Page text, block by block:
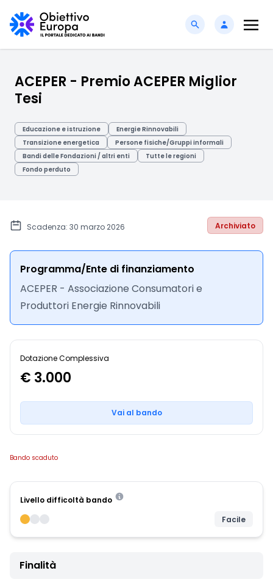
ACEPER - Premio ACEPER Miglior
Tesi
Educazione e istruzione
Energie Rinnovabili
Transizione energetica
Persone fisiche/Gruppi informali
Bandi delle Fondazioni / altri enti
Tutte le regioni
Fondo perduto
Scadenza: 30 marzo 2026 Archiviato
Programma/Ente di finanziamento
ACEPER - Associazione Consumatori e
Produttori Energie Rinnovabili
Dotazione Complessiva
€ 3.000
Vai al bando
Bando scaduto
Livello difficoltà bando
Facile
Finalità